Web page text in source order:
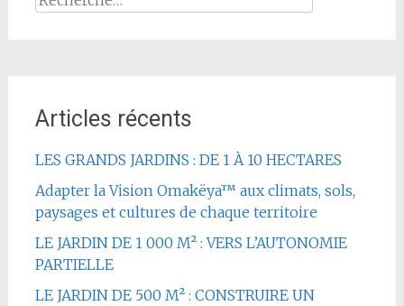
Articles récents
LES GRANDS JARDINS : DE 1 À 10 HECTARES
Adapter la Vision Omakëya™ aux climats, sols,
paysages et cultures de chaque territoire
LE JARDIN DE 1 000 M² : VERS L’AUTONOMIE
PARTIELLE
LE JARDIN DE 500 M² : CONSTRUIRE UN